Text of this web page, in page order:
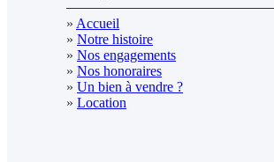
» Accueil
» Notre histoire
» Nos engagements
» Nos honoraires
» Un bien à vendre ?
» Location